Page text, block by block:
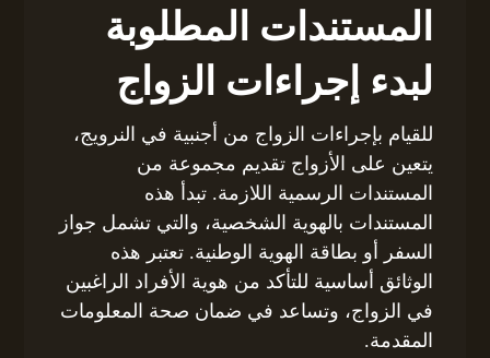
المستندات المطلوبة
لبدء إجراءات الزواج
للقيام بإجراءات الزواج من أجنبية في النرويج،
يتعين على الأزواج تقديم مجموعة من
المستندات الرسمية اللازمة. تبدأ هذه
المستندات بالهوية الشخصية، والتي تشمل جواز
السفر أو بطاقة الهوية الوطنية. تعتبر هذه
الوثائق أساسية للتأكد من هوية الأفراد الراغبين
في الزواج، وتساعد في ضمان صحة المعلومات
المقدمة.